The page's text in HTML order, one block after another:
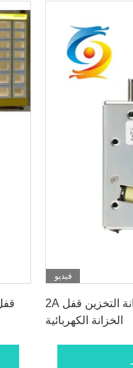
فيديو
2A قفل الخزانة الذكية الكربون الصلب خزانة التخزين قفل
الخزانة الكهربائية